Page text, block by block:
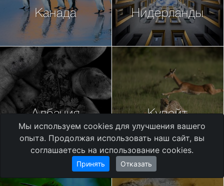
Канада Нидерланды
Албания Кувейт
Мы используем cookies для улучшения вашего
опыта. Продолжая использовать наш сайт, вы
соглашаетесь на использование cookies.
Принять Отказать